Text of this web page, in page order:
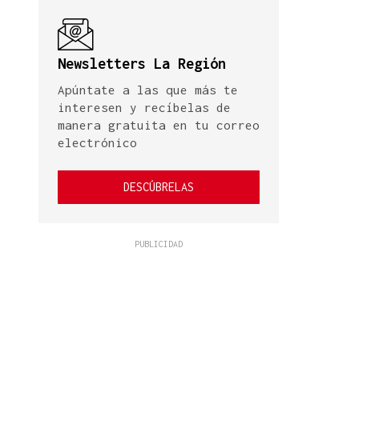
Newsletters La Región
Apúntate a las que más te
interesen y recíbelas de
manera gratuita en tu correo
electrónico
DESCÚBRELAS